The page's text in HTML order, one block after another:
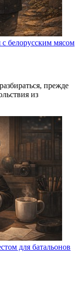
белорусским мясом
прежде
из
для батальонов